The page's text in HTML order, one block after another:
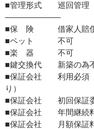
■管理形式 巡回管理
―――――――
■保 険 借家人賠償
■ペット 不可
■楽 器 不可
■鍵交換代 新築の為
■保証会社 利用必須
り）
■保証会社 初回保証委
■保証会社 年間継続料
■保証会社 月額保証料